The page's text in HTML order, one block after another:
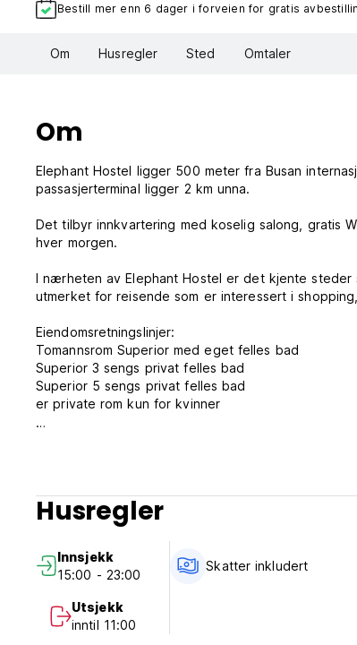
Bestill mer enn 6 dager i forveien for gratis
Om Husregler Sted Omtaler
Om
Elephant Hostel ligger 500 meter fra Busan
passasjerterminal ligger 2 km unna.
Det tilbyr innkvartering med koselig salong, gratis
hver morgen.
I nærheten av Elephant Hostel er det kjente steder
utmerket for reisende som er interessert i
Eiendomsretningslinjer:
Tomannsrom Superior med eget felles bad
Superior 3 sengs privat felles bad
Superior 5 sengs privat felles bad
er private rom kun for kvinner
- Ved sen avbestilling eller manglende oppmøte,
4. Betaling: Kontant eller kredittkort ved innsjekking
5. Skatter: inkludert
7. Ingen portforbud
8. Strengt røykfritt på hele stedet.
9. Barnepolicy og ekstra senger:
(1) Barn i alle aldre er velkomne.
(2) Barnesenger og ekstra senger er ikke
Husregler
Innsjekk
15:00 - 23:00
Utsjekk
inntil 11:00
Skatter inkludert